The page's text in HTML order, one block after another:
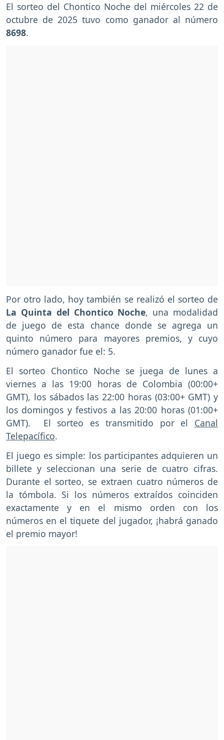
El sorteo del Chontico Noche del miércoles 22 de
octubre de 2025 tuvo como ganador al número
8698.
Por otro lado, hoy también se realizó el sorteo de
La Quinta del Chontico Noche, una modalidad
de juego de esta chance donde se agrega un
quinto número para mayores premios, y cuyo
número ganador fue el: 5.
El sorteo Chontico Noche se juega de lunes a
viernes a las 19:00 horas de Colombia (00:00+
GMT), los sábados las 22:00 horas (03:00+ GMT) y
los domingos y festivos a las 20:00 horas (01:00+
GMT). El sorteo es transmitido por el Canal
Telepacífico.
El juego es simple: los participantes adquieren un
billete y seleccionan una serie de cuatro cifras.
Durante el sorteo, se extraen cuatro números de
la tómbola. Si los números extraídos coinciden
exactamente y en el mismo orden con los
números en el tiquete del jugador, ¡habrá ganado
el premio mayor!